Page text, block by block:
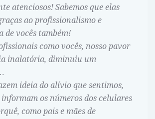
atenciosos! Sabemos que elas
ao profissionalismo e
de vocês também!
como vocês, nosso pavor
inalatória, diminuiu um
ideia do alívio que sentimos,
os números dos celulares
como pais e mães de